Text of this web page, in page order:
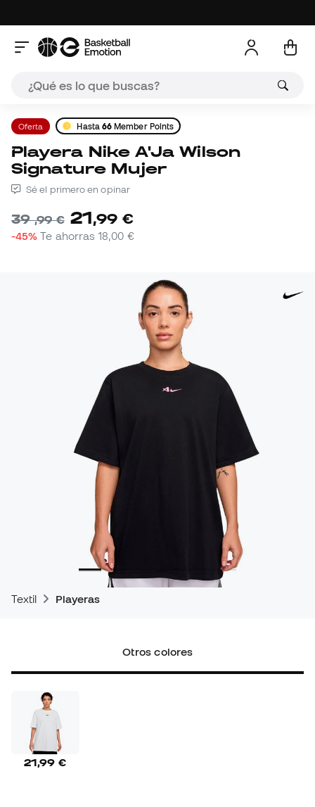
Oferta Hasta 66 Member Points
Playera Nike A'Ja Wilson
Signature Mujer
Sé el primero en opinar
39,99 € 21,99 €
-45% Te ahorras18,00 €
Textil Playeras
Otros colores
21,99 €